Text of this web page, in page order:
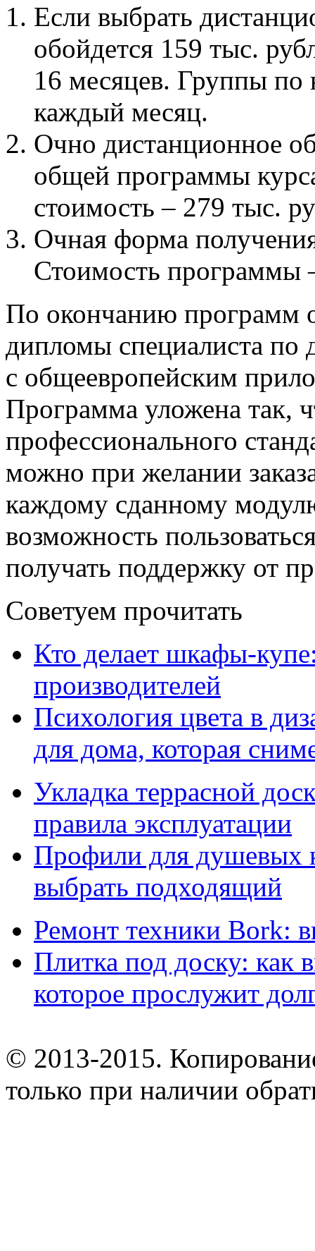
Если выбрать
обойдется 159 тыс.
16 месяцев. Группы по
каждый месяц.
Очно дистанционное
общей программы
стоимость – 279 тыс.
Очная форма
Стоимость программы
По окончанию программ
дипломы специалиста по
с общеевропейским
Программа уложена так,
профессионального
можно при желании
каждому сданному
возможность
получать поддержку от
Советуем прочитать
Кто делает шкафы-
производителей
Психология цвета в
для дома, которая
Укладка террасной
правила эксплуатации
Профили для душевых
выбрать подходящий
Ремонт техники Bork:
Плитка под доску: как
которое прослужит
© 2013-2015.
только при наличии